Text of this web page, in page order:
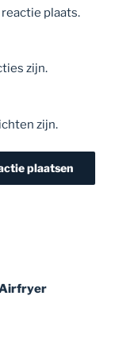
plaats.
zijn.
zijn.